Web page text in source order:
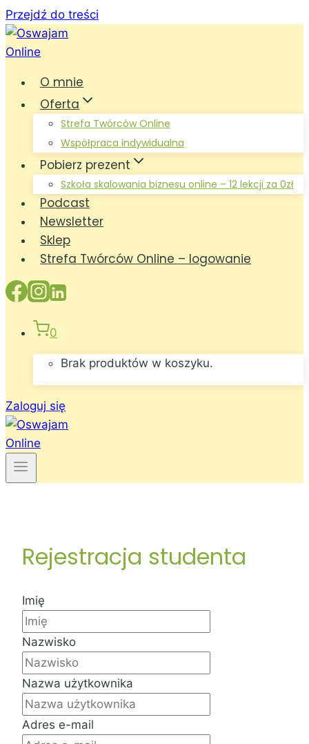
Przejdź do treści
O mnie
Oferta
Strefa Twórców Online
Współpraca indywidualna
Pobierz prezent
Szkoła skalowania biznesu online – 12 lekcji za 0zł
Podcast
Newsletter
Sklep
Strefa Twórców Online – logowanie
0
Brak produktów w koszyku.
Zaloguj się
Rejestracja studenta
Imię
Nazwisko
Nazwa użytkownika
Adres e-mail